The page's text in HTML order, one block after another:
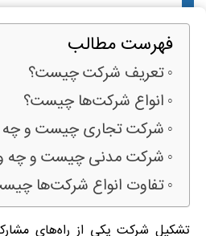
فهرست مطالب
تعریف شرکت چیست؟
انواع شرکت‌ها چیست؟
شرکت تجاری چیست و چه
شرکت مدنی چیست و چه
تفاوت انواع شرکت‌ها
تشکیل شرکت یکی از راه‌های